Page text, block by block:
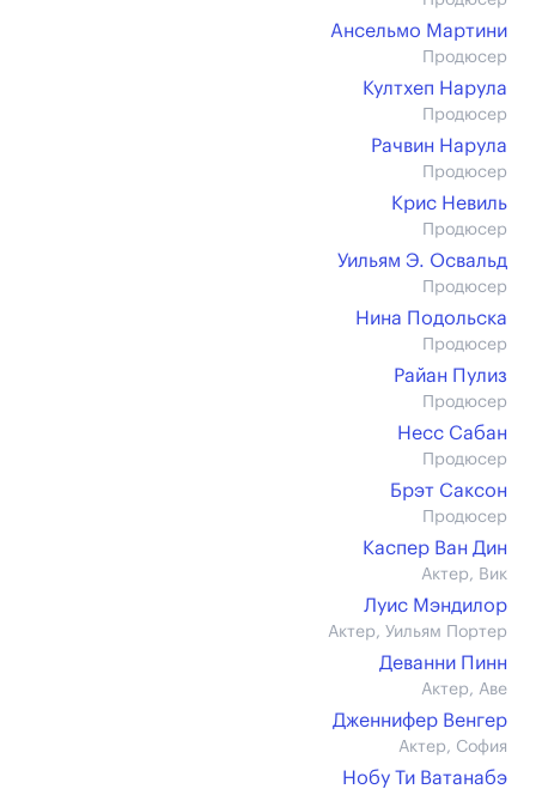
Ансельмо Мартини
Продюсер
Култхеп Нарула
Продюсер
Рачвин Нарула
Продюсер
Крис Невиль
Продюсер
Уильям Э. Освальд
Продюсер
Нина Подольска
Продюсер
Райан Пулиз
Продюсер
Несс Сабан
Продюсер
Брэт Саксон
Продюсер
Каспер Ван Дин
Актер, Вик
Луис Мэндилор
Актер, Уильям Портер
Деванни Пинн
Актер, Аве
Дженнифер Венгер
Актер, София
Нобу Ти Ватанабэ